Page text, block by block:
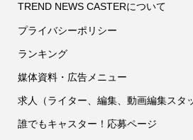
TREND NEWS CASTERについて
プライバシーポリシー
ランキング
媒体資料・広告メニュー
求人（ライター、編集、動画編集スタ
誰でもキャスター！応募ページ